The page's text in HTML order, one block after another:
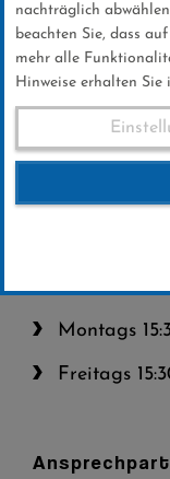
Langlauf
Auch für die
Langlaufteam
Skiwillis
Montags
Freitags
nachträglich
beachten Sie, dass
mehr alle
Hinweise erhalten Sie